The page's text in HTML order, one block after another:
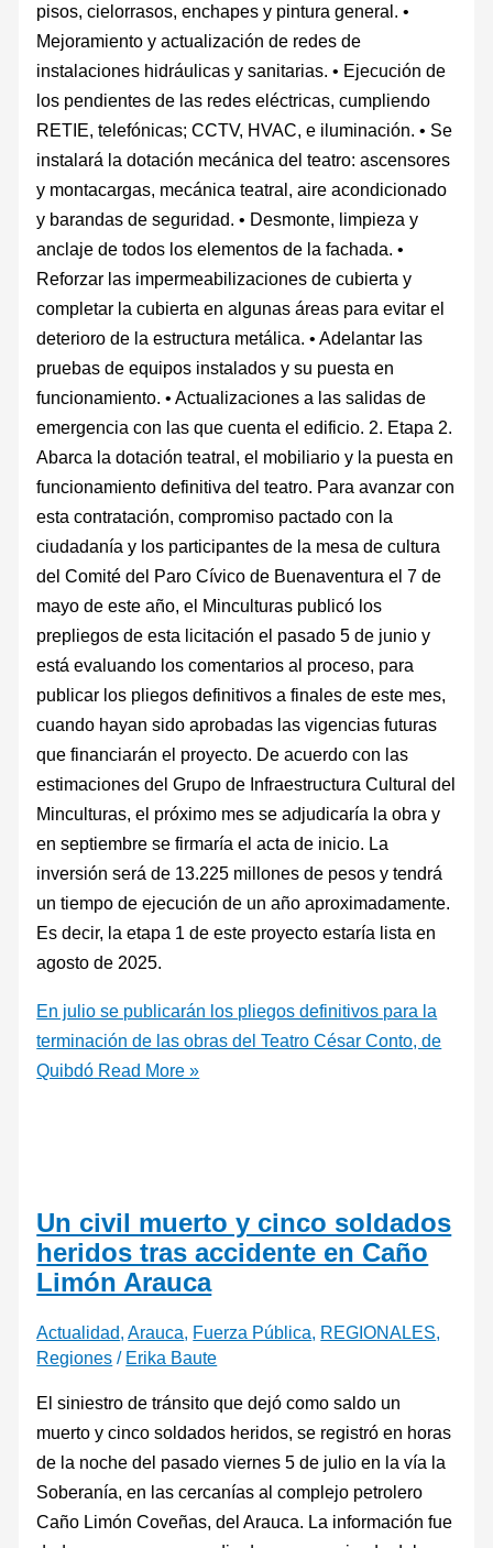
pisos, cielorrasos, enchapes y pintura general. •
Mejoramiento y actualización de redes de
instalaciones hidráulicas y sanitarias. • Ejecución de
los pendientes de las redes eléctricas, cumpliendo
RETIE, telefónicas; CCTV, HVAC, e iluminación. • Se
instalará la dotación mecánica del teatro: ascensores
y montacargas, mecánica teatral, aire acondicionado
y barandas de seguridad. • Desmonte, limpieza y
anclaje de todos los elementos de la fachada. •
Reforzar las impermeabilizaciones de cubierta y
completar la cubierta en algunas áreas para evitar el
deterioro de la estructura metálica. • Adelantar las
pruebas de equipos instalados y su puesta en
funcionamiento. • Actualizaciones a las salidas de
emergencia con las que cuenta el edificio. 2. Etapa 2.
Abarca la dotación teatral, el mobiliario y la puesta en
funcionamiento definitiva del teatro. Para avanzar con
esta contratación, compromiso pactado con la
ciudadanía y los participantes de la mesa de cultura
del Comité del Paro Cívico de Buenaventura el 7 de
mayo de este año, el Minculturas publicó los
prepliegos de esta licitación el pasado 5 de junio y
está evaluando los comentarios al proceso, para
publicar los pliegos definitivos a finales de este mes,
cuando hayan sido aprobadas las vigencias futuras
que financiarán el proyecto. De acuerdo con las
estimaciones del Grupo de Infraestructura Cultural del
Minculturas, el próximo mes se adjudicaría la obra y
en septiembre se firmaría el acta de inicio. La
inversión será de 13.225 millones de pesos y tendrá
un tiempo de ejecución de un año aproximadamente.
Es decir, la etapa 1 de este proyecto estaría lista en
agosto de 2025.
En julio se publicarán los pliegos definitivos para la
terminación de las obras del Teatro César Conto, de
Quibdó Read More »
Un civil muerto y cinco soldados
heridos tras accidente en Caño
Limón Arauca
Actualidad,Arauca, Fuerza Pública, REGIONALES,
Regiones / Erika Baute
El siniestro de tránsito que dejó como saldo un
muerto y cinco soldados heridos, se registró en horas
de la noche del pasado viernes 5 de julio en la vía la
Soberanía, en las cercanías al complejo petrolero
Caño Limón Coveñas, del Arauca. La información fue